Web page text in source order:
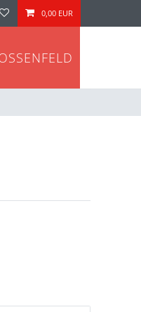
0,00 EUR